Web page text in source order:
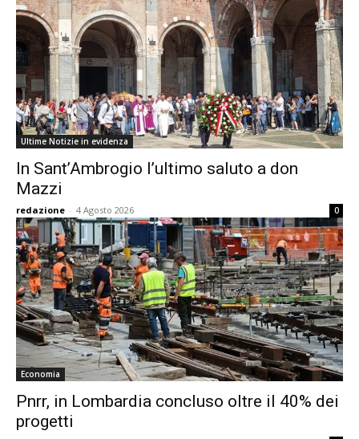
Ultime Notizie in evidenza
In Sant’Ambrogio l’ultimo saluto a don
Mazzi
redazione - 4 Agosto 2026 0
Economia
Pnrr, in Lombardia concluso oltre il 40% dei
progetti